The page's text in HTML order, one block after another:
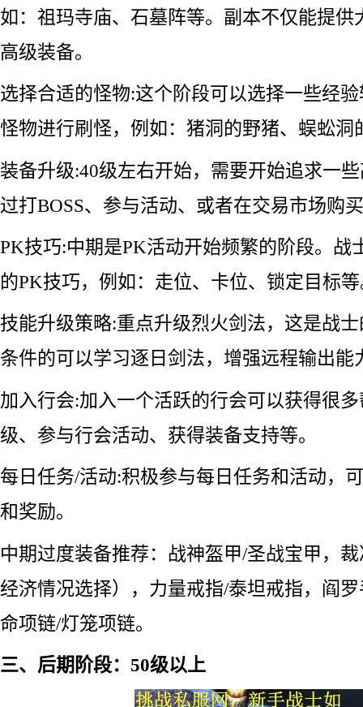
如：祖玛寺庙、石墓阵等。副本不仅能提供
高级装备。
选择合适的怪物:这个阶段可以选择一些经
怪物进行刷怪，例如：猪洞的野猪、蜈蚣洞
装备升级:40级左右开始，需要开始追求一
过打BOSS、参与活动、或者在交易市场购
PK技巧:中期是PK活动开始频繁的阶段。战
的PK技巧，例如：走位、卡位、锁定目标
技能升级策略:重点升级烈火剑法，这是战
条件的可以学习逐日剑法，增强远程输出能
加入行会:加入一个活跃的行会可以获得很
级、参与行会活动、获得装备支持等。
每日任务/活动:积极参与每日任务和活动，
和奖励。
中期过度装备推荐：战神盔甲/圣战宝甲，
经济情况选择），力量戒指/泰坦戒指，阎
命项链/灯笼项链。
三、后期阶段：50级以上